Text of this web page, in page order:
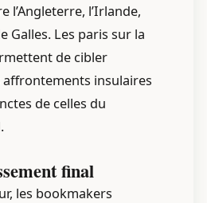
l’Irlande,
Galles. Les paris sur la
de cibler
insulaires
de celles du
final
les bookmakers